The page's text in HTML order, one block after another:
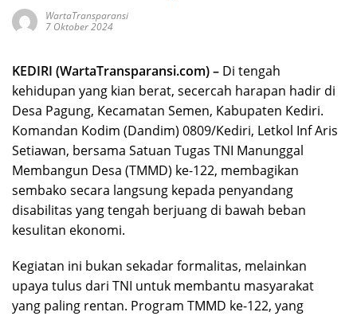
WartaTransparansi
7 Oktober 2024
KEDIRI (WartaTransparansi.com) – Di tengah
kehidupan yang kian berat, secercah harapan hadir di
Desa Pagung, Kecamatan Semen, Kabupaten Kediri.
Komandan Kodim (Dandim) 0809/Kediri, Letkol Inf Aris
Setiawan, bersama Satuan Tugas TNI Manunggal
Membangun Desa (TMMD) ke-122, membagikan
sembako secara langsung kepada penyandang
disabilitas yang tengah berjuang di bawah beban
kesulitan ekonomi.
Kegiatan ini bukan sekadar formalitas, melainkan
upaya tulus dari TNI untuk membantu masyarakat
yang paling rentan. Program TMMD ke-122, yang